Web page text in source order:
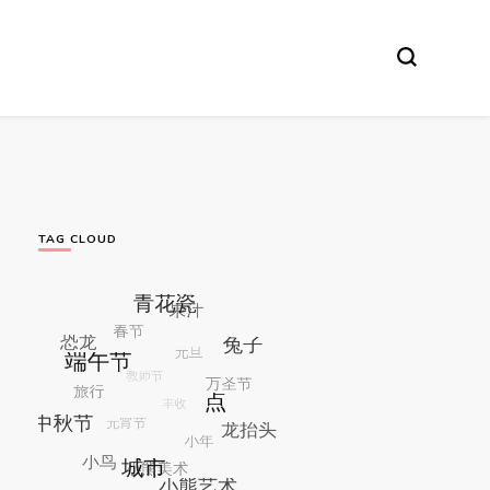
TAG CLOUD